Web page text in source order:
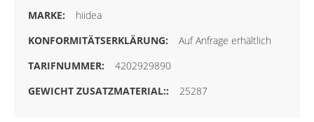
hiidea
Auf Anfrage erhältlich
4202929890
25287